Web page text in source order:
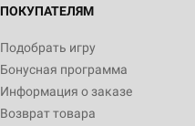
ПОКУПАТЕЛЯМ
Подобрать игру
Бонусная программа
Информация о заказе
Возврат товара